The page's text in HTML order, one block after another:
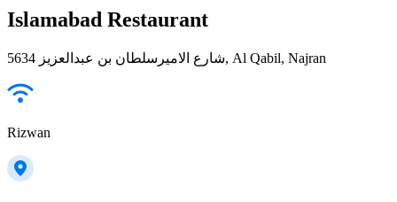
Islamabad Restaurant
5634 شارع الاميرسلطان بن عبدالعزيز, Al Qabil, Najran
Rizwan